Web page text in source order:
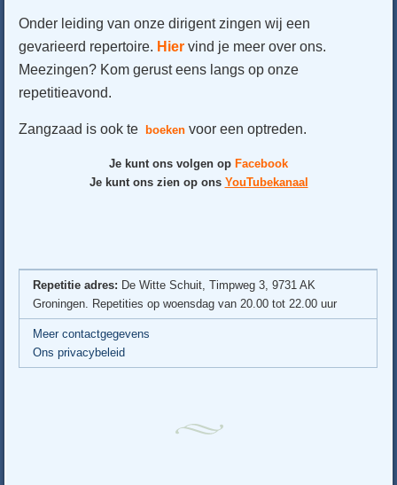
Onder leiding van onze dirigent zingen wij een
gevarieerd repertoire. Hier vind je meer over ons.
Meezingen? Kom gerust eens langs op onze
repetitieavond.
Zangzaad is ook teboeken voor een optreden.
Je kunt ons volgen op Facebook
Je kunt ons zien op ons YouTubekanaal
Repetitie adres: De Witte Schuit, Timpweg 3, 9731 AK
Groningen. Repetities op woensdag van 20.00 tot 22.00 uur
Meer contactgegevens
Ons privacybeleid